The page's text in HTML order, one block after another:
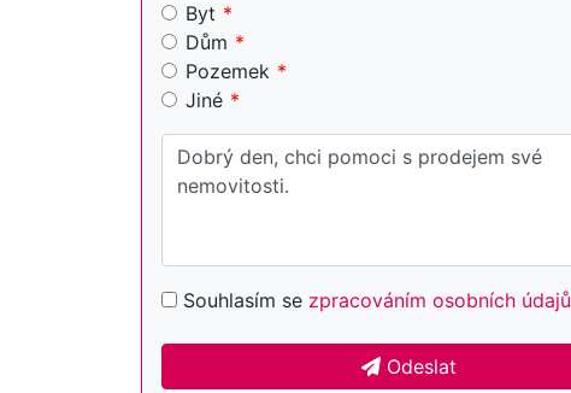
Byt
Dům
Pozemek
Jiné
Souhlasím se zpracováním osobních údajů
Odeslat